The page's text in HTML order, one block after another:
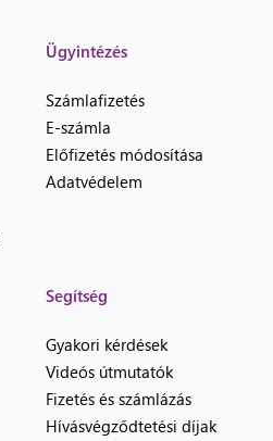
Ügyintézés
Számlafizetés
E-számla
Előfizetés módosítása
Adatvédelem
Segítség
Gyakori kérdések
Videós útmutatók
Fizetés és számlázás
Hívásvégződtetési díjak